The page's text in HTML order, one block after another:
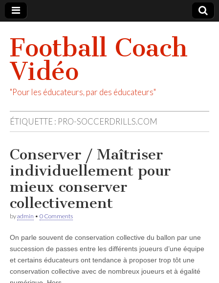
Football Coach
Vidéo
"Pour les éducateurs, par des éducateurs"
ÉTIQUETTE : PRO-SOCCERDRILLS.COM
Conserver / Maîtriser
individuellement pour
mieux conserver
collectivement
byadmin • 0 Comments
On parle souvent de conservation collective du ballon par une
succession de passes entre les différents joueurs d’une équipe
et certains éducateurs ont tendance à proposer trop tôt une
conservation collective avec de nombreux joueurs et à égalité